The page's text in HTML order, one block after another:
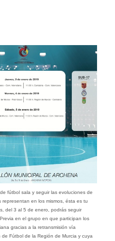
fútbol sala y seguir las evoluciones de
en los mismos, ésta es tu
del 3 al 5 de enero, podrás seguir
en el grupo en que participan los
gracias a la retransmisión vía
Fútbol de la Región de Murcia y cuya